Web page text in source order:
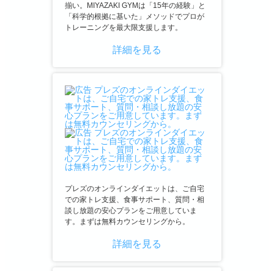
揃い。MIYAZAKI GYMは「15年の経験」と
「科学的根拠に基いた」メソッドでプロが
トレーニングを最大限支援します。
詳細を見る
プレズのオンラインダイエットは、ご自宅
での家トレ支援、食事サポート、質問・相
談し放題の安心プランをご用意していま
す。まずは無料カウンセリングから。
詳細を見る